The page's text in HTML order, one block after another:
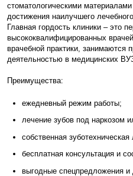
стоматологическими
достижения наилучшего
Главная гордость клиники – это
высококвалифицированных
врачебной практики, занимаются
деятельностью в медицинских
Преимущества:
ежедневный режим работы;
лечение зубов под наркозом
собственная зуботехническая
бесплатная консультация и
выгодные спецпредложения и